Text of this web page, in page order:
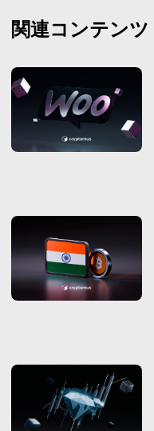
関連コンテンツ